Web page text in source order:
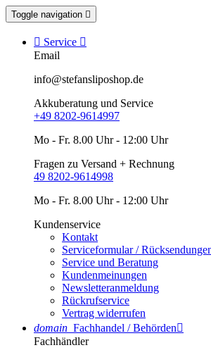
Toggle navigation 
 Service 
Email
info@stefansliposhop.de
Akkuberatung und Service
+49 8202-9614997
Mo - Fr. 8.00 Uhr - 12:00 Uhr
Fragen zu Versand + Rechnung
49 8202-9614998
Mo - Fr. 8.00 Uhr - 12:00 Uhr
Kundenservice
Kontakt
Serviceformular /
Service und Beratung
Kundenmeinungen
Newsletteranmeldung
Rückrufservice
Vertrag widerrufen
domain Fachhandel / Behörden
Fachhändler